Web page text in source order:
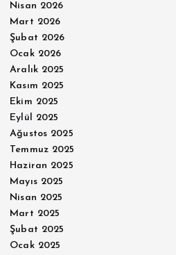
Nisan 2026
Mart 2026
Şubat 2026
Ocak 2026
Aralık 2025
Kasım 2025
Ekim 2025
Eylül 2025
Ağustos 2025
Temmuz 2025
Haziran 2025
Mayıs 2025
Nisan 2025
Mart 2025
Şubat 2025
Ocak 2025